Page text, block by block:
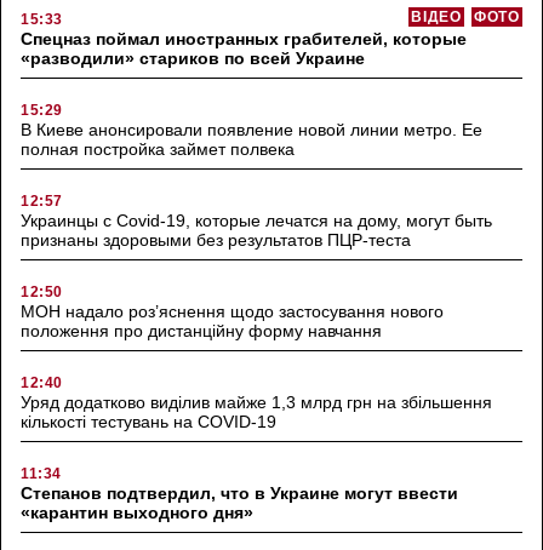
15:33 ФОТО
ВІДЕО
Спецназ поймал иностранных грабителей, которые
«разводили» стариков по всей Украине
15:29
В Киеве анонсировали появление новой линии метро. Ее
полная постройка займет полвека
12:57
Украинцы с Covid-19, которые лечатся на дому, могут быть
признаны здоровыми без результатов ПЦР-теста
12:50
МОН надало роз’яснення щодо застосування нового
положення про дистанційну форму навчання
12:40
Уряд додатково виділив майже 1,3 млрд грн на збільшення
кількості тестувань на COVID-19
11:34
Степанов подтвердил, что в Украине могут ввести
«карантин выходного дня»